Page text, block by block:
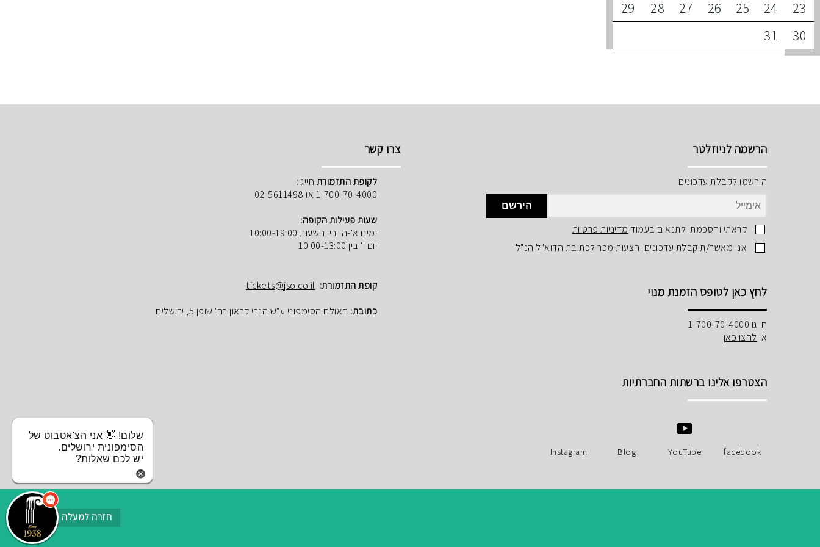
23
24
25
26
27
28
29
30
31
הרשמה לניוזלטר
הירשמו לקבלת עדכונים
הירשם
קראתי והסכמתי לתנאים בעמוד מדיניות פרטיות
אני מאשר/ת קבלת עדכונים והצעות מכר לכתובת הדוא"ל הנ"ל
לחץ כאן לטופס הזמנת מנוי
חייגו 1-700-70-4000
או לחצו כאן
הצטרפו אלינו ברשתות החברתיות
facebook
YouTube
Blog
Instagram
צרו קשר
לקופת התזמורת חייגו:
1-700-70-4000 או 02-5611498
שעות פעילות הקופה:
ימים א'-ה' בין השעות 10:00-19:00
יום ו' בין 10:00-13:00
קופת התזמורת: tickets@jso.co.il
כתובת: האולם הסימפוני ע"ש הנרי קראון רח' שופן 5, ירושלים
חזרה למעלה
שלום! 👋 אני הצ'אטבוט של
הסימפונית ירושלים.
יש לכם שאלות?